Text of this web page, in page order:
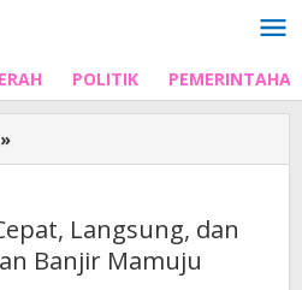
POLITIK
»
Siap
Langsung,
dan
Langsung, dan
Banjir Mamuju